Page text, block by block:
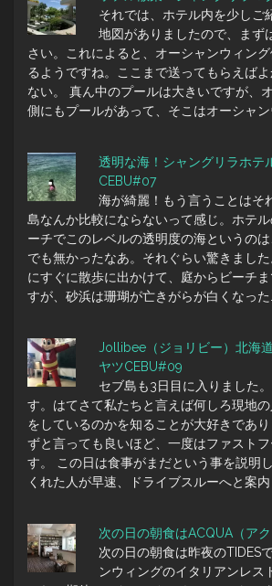
それでは、ホテル内を少しご
地図がありましたので、まず
さい。これによると、オーシャンウィン
るようですね。ここまで送ってもらえば
ない。 真ん中のプールは大きいですが、
側にもプールがあって、そこはオーシャン
透明な海！シャングリラホテ
CEBU#07
海が綺麗！もう言うことはそ
島なんか比較にならないって感じ。ホテ
ーチでこのレベルの透明度の海というの
でも無かったなあ。それぐらい驚きまし
にすぐに散歩に出かけて、庭からビーチ
すが、砂浜は珊瑚が亡きがらが白くなった…
Jollibee（ジョリビー）北海
ヤツCEBU#09
セブ島も3日目に入りました
す。はてさて私たちと言えば何しろ現地
をしているのかを知ることが大好きであ
ずと言っても良いほど、一度はファスト
す。 この日は食事がまだという事を説明
くれた人が早速、ドライブスルーへと案内
次の日の朝食はACQUA（ア
次の日の朝食は昨夜のTIDES
ンウィングのイタリアンレス